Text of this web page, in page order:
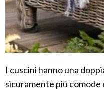
I cuscini hanno una
sicuramente più